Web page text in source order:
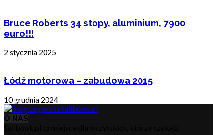
Bruce Roberts 34 stopy, aluminium, 7900
euro!!!
2 stycznia 2025
Łódź motorowa – zabudowa 2015
10 grudnia 2024
O NAS